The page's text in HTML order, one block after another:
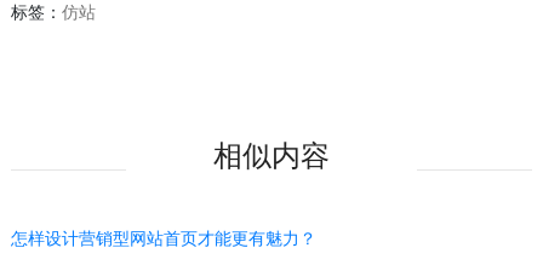
标签： 仿站
相似内容
怎样设计营销型网站首页才能更有魅力？